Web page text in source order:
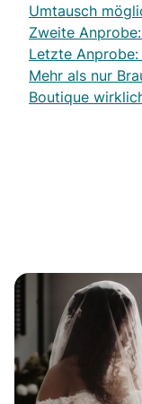
Umtausch
Zweite
Letzte
Mehr als nur
Boutique